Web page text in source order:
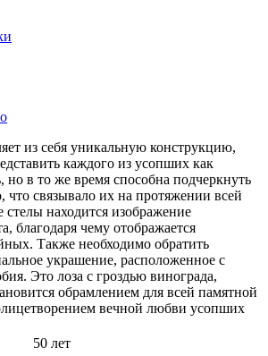
из себя уникальную конструкцию,
каждого из усопших как
но в то же время способна подчеркнуть
что связывало их на протяжении всей
находится изображение
благодаря чему отображается
Также необходимо обратить
украшение, расположенное с
Это лоза с гроздью винограда,
обрамлением для всей памятной
вечной любви усопших
50 лет